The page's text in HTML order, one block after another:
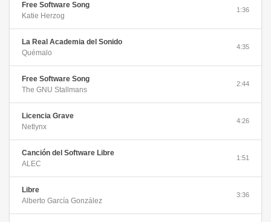
Free Software Song
Katie Herzog
1:36
La Real Academia del Sonido
Quémalo
4:35
Free Software Song
The GNU Stallmans
2:44
Licencia Grave
Netlynx
4:26
Canción del Software Libre
ALEC
1:51
Libre
Alberto García González
3:36